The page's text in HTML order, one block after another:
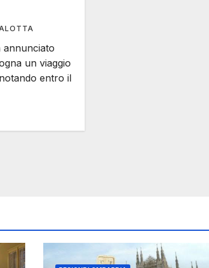
annunciato
un viaggio
entro il